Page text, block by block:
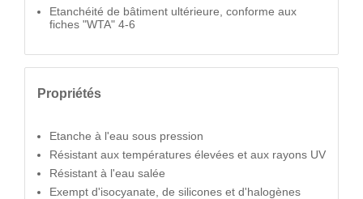
Etanchéité de bâtiment ultérieure, conforme aux
fiches "WTA" 4-6
Propriétés
Etanche à l'eau sous pression
Résistant aux températures élevées et aux rayons UV
Résistant à l'eau salée
Exempt d'isocyanate, de silicones et d'halogènes